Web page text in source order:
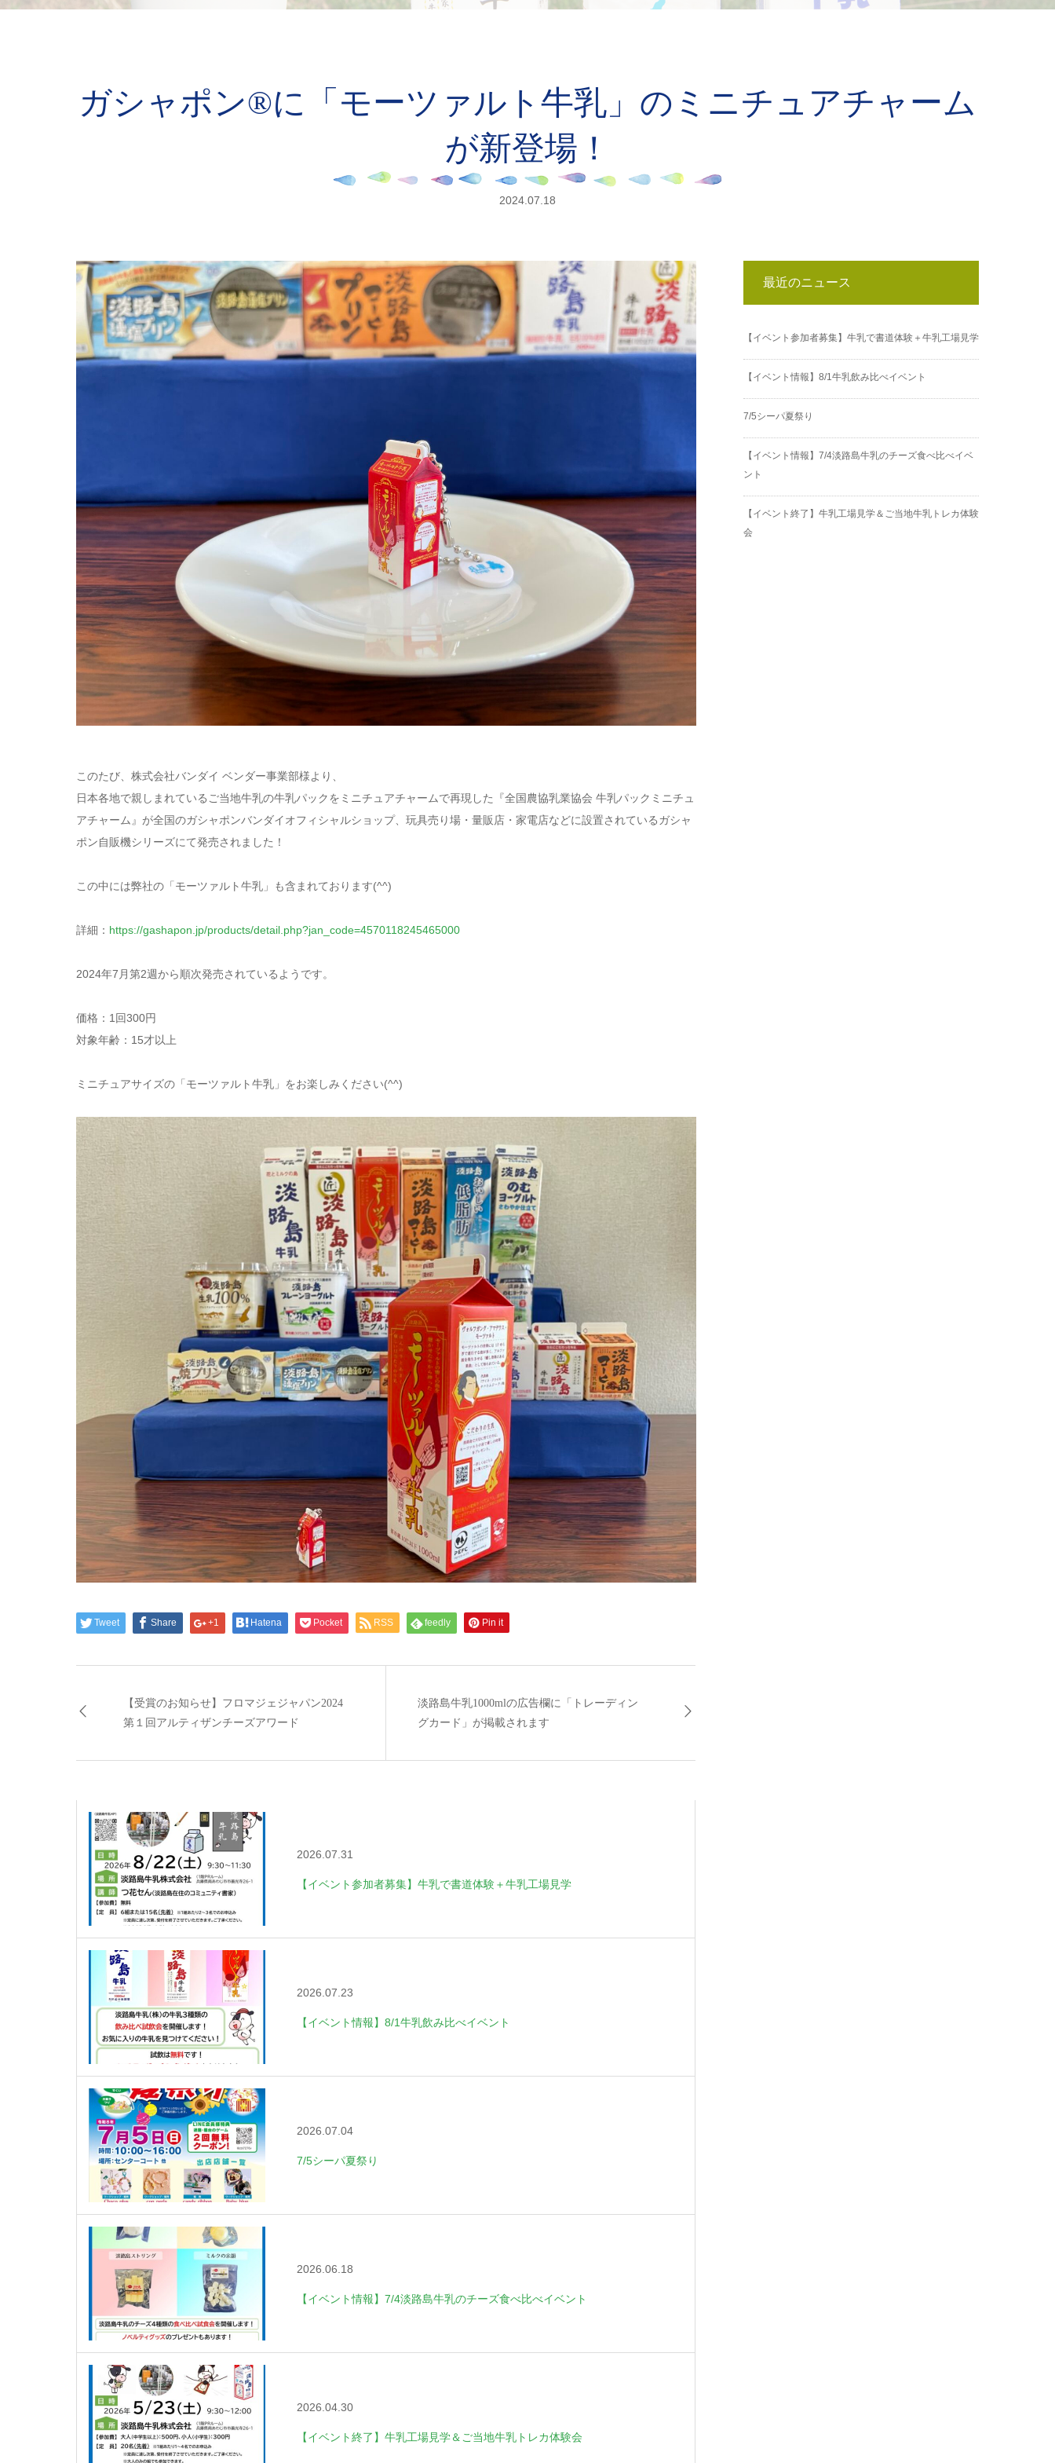
ガシャポン®に「モーツァルト牛乳」のミニチュアチャーム
が新登場！
2024.07.18
このたび、株式会社バンダイ ベンダー事業部様より、
日本各地で親しまれているご当地牛乳の牛乳パックをミニチュアチャームで再現した『全国農協乳業協会 牛乳パックミニチュ
アチャーム』が全国のガシャポンバンダイオフィシャルショップ、玩具売り場・量販店・家電店などに設置されているガシャ
ポン自販機シリーズにて発売されました！
この中には弊社の「モーツァルト牛乳」も含まれております(^^)
詳細： https://gashapon.jp/products/detail.php?jan_code=4570118245465000
2024年7月第2週から順次発売されているようです。
価格：1回300円
対象年齢：15才以上
ミニチュアサイズの「モーツァルト牛乳」をお楽しみください(^^)
Tweet Share +1 Hatena Pocket RSS feedly Pin it
【受賞のお知らせ】フロマジェジャパン2024
第１回アルティザンチーズアワード
淡路島牛乳1000mlの広告欄に「トレーディン
グカード」が掲載されます
2026.07.31
【イベント参加者募集】牛乳で書道体験＋牛乳工場見学
2026.07.23
【イベント情報】8/1牛乳飲み比べイベント
2026.07.04
7/5シーパ夏祭り
2026.06.18
【イベント情報】7/4淡路島牛乳のチーズ食べ比べイベント
2026.04.30
【イベント終了】牛乳工場見学＆ご当地牛乳トレカ体験会
最近のニュース
【イベント参加者募集】牛乳で書道体験＋牛乳工場見学
【イベント情報】8/1牛乳飲み比べイベント
7/5シーパ夏祭り
【イベント情報】7/4淡路島牛乳のチーズ食べ比べイベ
ント
【イベント終了】牛乳工場見学＆ご当地牛乳トレカ体験
会